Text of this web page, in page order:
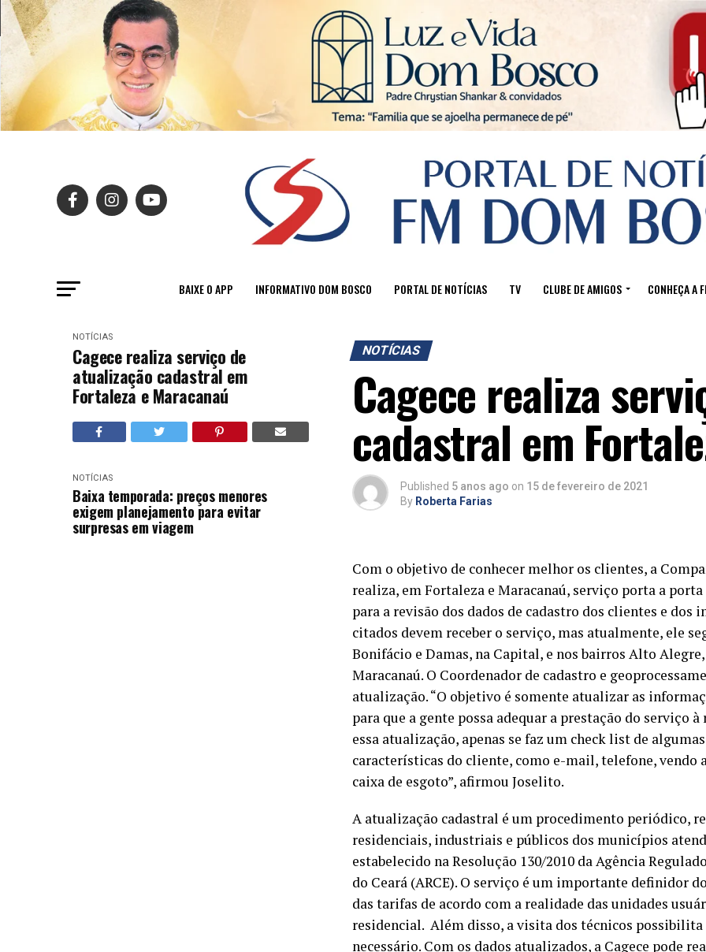
BAIXE O APP INFORMATIVO DOM BOSCO PORTAL DE NOTÍCIAS TV CLUBE DE AMIGOS CONHEÇA A
NOTÍCIAS
Cagece realiza serviço de
atualização cadastral em
Fortaleza e Maracanaú
NOTÍCIAS
Baixa temporada: preços menores
exigem planejamento para evitar
surpresas em viagem
NOTÍCIAS
Cagece realiza
cadastral em
Published 5 anos ago on 15 de fevereiro de 2021
By Roberta Farias
Com o objetivo de conhecer melhor os clientes, a
realiza, em Fortaleza e Maracanaú, serviço porta a
para a revisão dos dados de cadastro dos clientes e
citados devem receber o serviço, mas atualmente, ele
Bonifácio e Damas, na Capital, e nos bairros Alto
Maracanaú. O Coordenador de cadastro e
atualização.“O objetivo é somente atualizar as
para que a gente possa adequar a prestação do serviço
essa atualização, apenas se faz um check list de
características do cliente, como e-mail, telefone, vendo
caixa de esgoto”, afirmou Joselito.
A atualização cadastral é um procedimento periódico,
residenciais, industriais e públicos dos municípios
estabelecido na Resolução 130/2010 da Agência
do Ceará (ARCE). O serviço é um importante definidor
das tarifas de acordo com a realidade das unidades
residencial. Além disso, a visita dos técnicos
necessário. Com os dados atualizados, a Cagece pode
Sair da versão mobile